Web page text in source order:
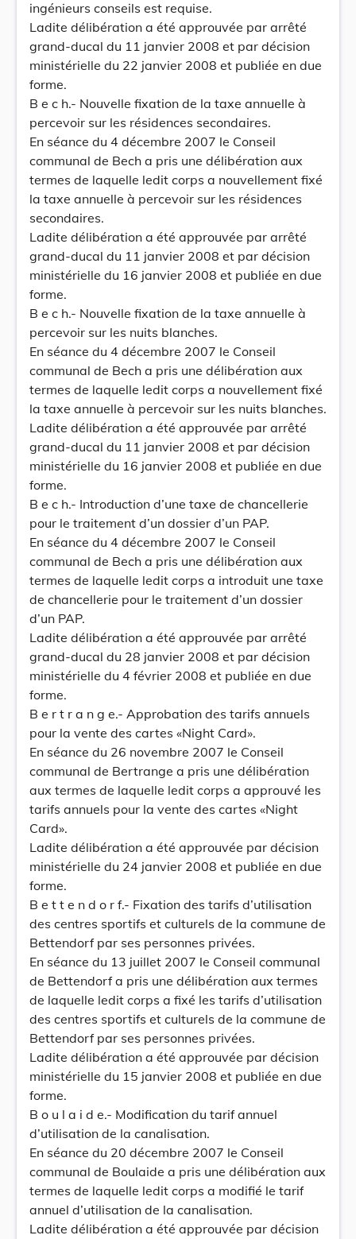
ingénieurs conseils est requise.
Ladite délibération a été approuvée par arrêté
grand-ducal du 11 janvier 2008 et par décision
ministérielle du 22 janvier 2008 et publiée en due
forme.
B e c h.- Nouvelle fixation de la taxe annuelle à
percevoir sur les résidences secondaires.
En séance du 4 décembre 2007 le Conseil
communal de Bech a pris une délibération aux
termes de laquelle ledit corps a nouvellement fixé
la taxe annuelle à percevoir sur les résidences
secondaires.
Ladite délibération a été approuvée par arrêté
grand-ducal du 11 janvier 2008 et par décision
ministérielle du 16 janvier 2008 et publiée en due
forme.
B e c h.- Nouvelle fixation de la taxe annuelle à
percevoir sur les nuits blanches.
En séance du 4 décembre 2007 le Conseil
communal de Bech a pris une délibération aux
termes de laquelle ledit corps a nouvellement fixé
la taxe annuelle à percevoir sur les nuits blanches.
Ladite délibération a été approuvée par arrêté
grand-ducal du 11 janvier 2008 et par décision
ministérielle du 16 janvier 2008 et publiée en due
forme.
B e c h.- Introduction d’une taxe de chancellerie
pour le traitement d’un dossier d’un PAP.
En séance du 4 décembre 2007 le Conseil
communal de Bech a pris une délibération aux
termes de laquelle ledit corps a introduit une taxe
de chancellerie pour le traitement d’un dossier
d’un PAP.
Ladite délibération a été approuvée par arrêté
grand-ducal du 28 janvier 2008 et par décision
ministérielle du 4 février 2008 et publiée en due
forme.
B e r t r a n g e.- Approbation des tarifs annuels
pour la vente des cartes «Night Card».
En séance du 26 novembre 2007 le Conseil
communal de Bertrange a pris une délibération
aux termes de laquelle ledit corps a approuvé les
tarifs annuels pour la vente des cartes «Night
Card».
Ladite délibération a été approuvée par décision
ministérielle du 24 janvier 2008 et publiée en due
forme.
B e t t e n d o r f.- Fixation des tarifs d’utilisation
des centres sportifs et culturels de la commune de
Bettendorf par ses personnes privées.
En séance du 13 juillet 2007 le Conseil communal
de Bettendorf a pris une délibération aux termes
de laquelle ledit corps a fixé les tarifs d’utilisation
des centres sportifs et culturels de la commune de
Bettendorf par ses personnes privées.
Ladite délibération a été approuvée par décision
ministérielle du 15 janvier 2008 et publiée en due
forme.
B o u l a i d e.- Modification du tarif annuel
d’utilisation de la canalisation.
En séance du 20 décembre 2007 le Conseil
communal de Boulaide a pris une délibération aux
termes de laquelle ledit corps a modifié le tarif
annuel d’utilisation de la canalisation.
Ladite délibération a été approuvée par décision